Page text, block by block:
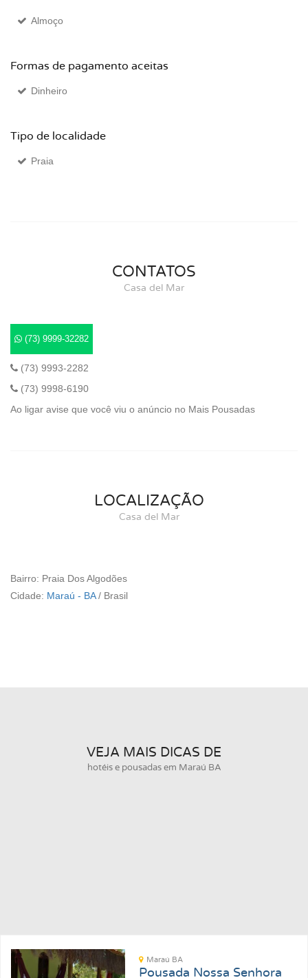
Almoço
Formas de pagamento aceitas
Dinheiro
Tipo de localidade
Praia
CONTATOS
Casa del Mar
(73) 9999-32282
(73) 9993-2282
(73) 9998-6190
Ao ligar avise que você viu o anúncio no Mais Pousadas
LOCALIZAÇÃO
Casa del Mar
Bairro: Praia Dos Algodões
Cidade: Maraú - BA/ Brasil
VEJA MAIS DICAS DE
hotéis e pousadas em Maraú BA
Maraú BA
Pousada Nossa Senhora